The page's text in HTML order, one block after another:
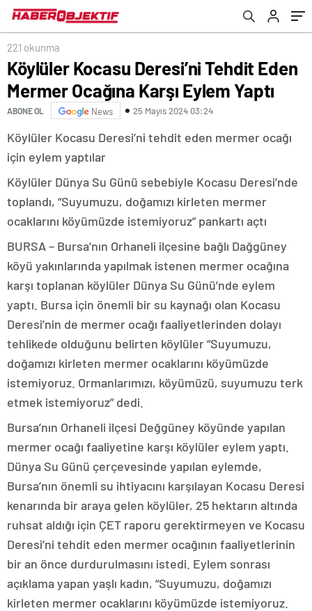
221 okunma
Köylüler Kocasu Deresi’ni Tehdit Eden
Mermer Ocağına Karşı Eylem Yaptı
ABONE OL News 25 Mayıs 2024 03:24
Köylüler Kocasu Deresi’ni tehdit eden mermer ocağı
için eylem yaptılar
Köylüler Dünya Su Günü sebebiyle Kocasu Deresi’nde
toplandı, “Suyumuzu, doğamızı kirleten mermer
ocaklarını köyümüzde istemiyoruz” pankartı açtı
BURSA – Bursa’nın Orhaneli ilçesine bağlı Dağgüney
köyü yakınlarında yapılmak istenen mermer ocağına
karşı toplanan köylüler Dünya Su Günü’nde eylem
yaptı. Bursa için önemli bir su kaynağı olan Kocasu
Deresi’nin de mermer ocağı faaliyetlerinden dolayı
tehlikede olduğunu belirten köylüler “Suyumuzu,
doğamızı kirleten mermer ocaklarını köyümüzde
istemiyoruz. Ormanlarımızı, köyümüzü, suyumuzu terk
etmek istemiyoruz” dedi.
Bursa’nın Orhaneli ilçesi Değgüney köyünde yapılan
mermer ocağı faaliyetine karşı köylüler eylem yaptı.
Dünya Su Günü çerçevesinde yapılan eylemde,
Bursa’nın önemli su ihtiyacını karşılayan Kocasu Deresi
kenarında bir araya gelen köylüler, 25 hektarın altında
ruhsat aldığı için ÇET raporu gerektirmeyen ve Kocasu
Deresi’ni tehdit eden mermer ocağının faaliyetlerinin
bir an önce durdurulmasını istedi. Eylem sonrası
açıklama yapan yaşlı kadın, “Suyumuzu, doğamızı
kirleten mermer ocaklarını köyümüzde istemiyoruz.